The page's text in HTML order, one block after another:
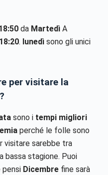
da MartedìA
18:20. lunedìsono gli unici
per visitare la
sono i tempi migliori
perché le folle sono
visitare sarebbe tra
bassa stagione. Puoi
pensi Dicembrefine sarà